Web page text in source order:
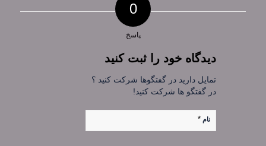
0
پاسخ
دیدگاه خود را ثبت کنید
تمایل دارید در گفتگوها شرکت کنید ؟
در گفتگو ها شرکت کنید!
نام *